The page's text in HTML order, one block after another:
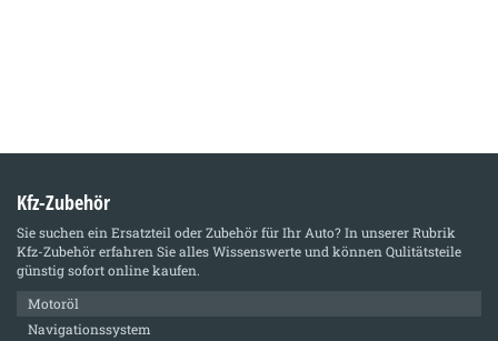
Kfz-Zubehör
Sie suchen ein Ersatzteil oder Zubehör für Ihr Auto? In unserer Rubrik
Kfz-Zubehörerfahren Sie alles Wissenswerte und können Qulitätsteile
günstig sofort online kaufen.
Motoröl
Navigationssystem